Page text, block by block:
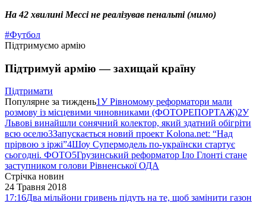
На 42 хвилині Мессі не реалізував пенальті (мимо)
#Футбол
Підтримуємо армію
Підтримуй армію — захищай країну
Підтримати
Популярне за тиждень1У Рівномому реформатори мали
розмову із місцевими чиновниками (ФОТОРЕПОРТАЖ)2У
Львові винайшли сонячний колектор, який здатний обігріти
всю оселю3Запускається новий проект Kolona.net: “Над
прірвою з іржі”4Шоу Супермодель по-українски стартує
сьогодні. ФОТО5Грузинський реформатор Іло Глонті стане
заступником голови Рівненської ОДА
Стрічка новин
24 Травня 2018
17:16Два мільйони гривень підуть на те, щоб замінити газон